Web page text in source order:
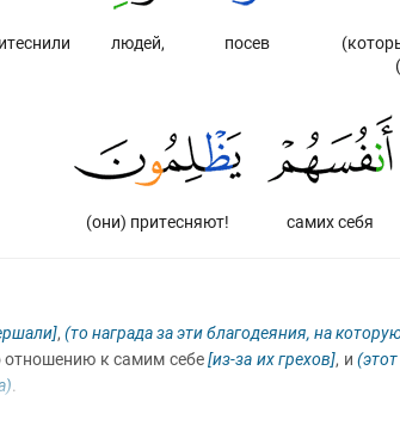
посев
людей,
самих себя
(они) притесняют!
, (то награда за эти благодеяния, на
отношению к самим себе[из-за их грехов], и
.